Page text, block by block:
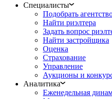
Специалисты
Подобрать
Найти риэлтера
Задать вопрос
Найти застройщика
Оценка
Страхование
Управление
Аукционы и
Аналитика
Еженедельная